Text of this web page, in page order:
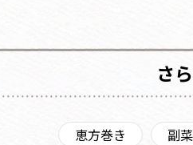
さ
恵方巻き 副菜